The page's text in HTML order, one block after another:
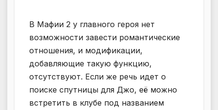
В Мафии 2 у главного героя нет
возможности завести романтические
отношения, и модификации,
добавляющие такую функцию,
отсутствуют. Если же речь идет о
поиске спутницы для Джо, её можно
встретить в клубе под названием